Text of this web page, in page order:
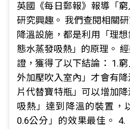
英國《每日郵報》報導「
研究興趣。 我們查閱相關
降溫設施，都是利用「理
態水蒸發吸熱」的原理。
證，獲得了以下結論： 1.
外加壓吹入室內」才會有
片代替寶特瓶」可以增加
吸熱」達到降溫的裝置，
0.6公分」的效果最佳。